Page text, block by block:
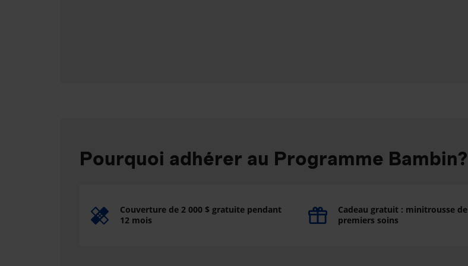
Pourquoi adhérer au Programme Bambin?
Couverture de 2 000 $ gratuite pendant
12 mois
Cadeau gratuit : minitrousse de
premiers soins